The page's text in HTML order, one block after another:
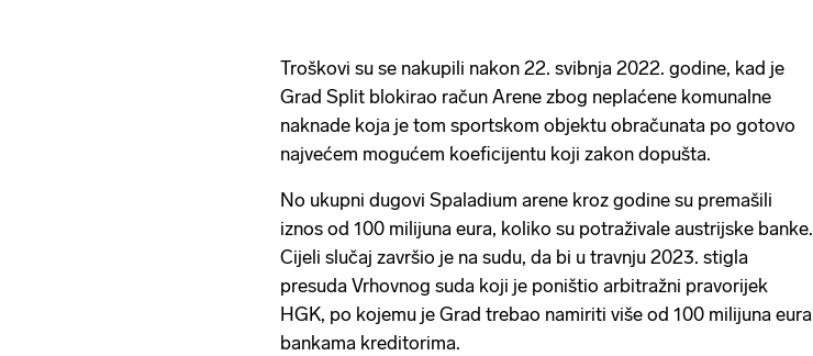
Troškovi su se nakupili nakon 22. svibnja 2022. godine, kad je
Grad Split blokirao račun Arene zbog neplaćene komunalne
naknade koja je tom sportskom objektu obračunata po gotovo
najvećem mogućem koeficijentu koji zakon dopušta.
No ukupni dugovi Spaladium arene kroz godine su premašili
iznos od 100 milijuna eura, koliko su potraživale austrijske banke.
Cijeli slučaj završio je na sudu, da bi u travnju 2023. stigla
presuda Vrhovnog suda koji je poništio arbitražni pravorijek
HGK, po kojemu je Grad trebao namiriti više od 100 milijuna eura
bankama kreditorima.